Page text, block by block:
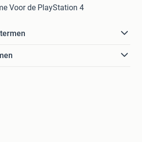
Voor de PlayStation 4